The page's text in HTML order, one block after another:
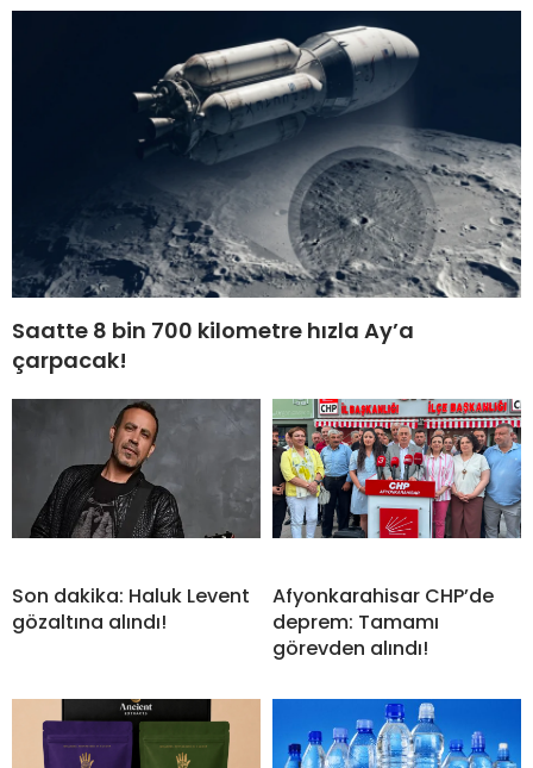
Saatte 8 bin 700 kilometre hızla Ay’a
çarpacak!
Son dakika: Haluk Levent
gözaltına alındı!
Afyonkarahisar CHP’de
deprem: Tamamı
görevden alındı!